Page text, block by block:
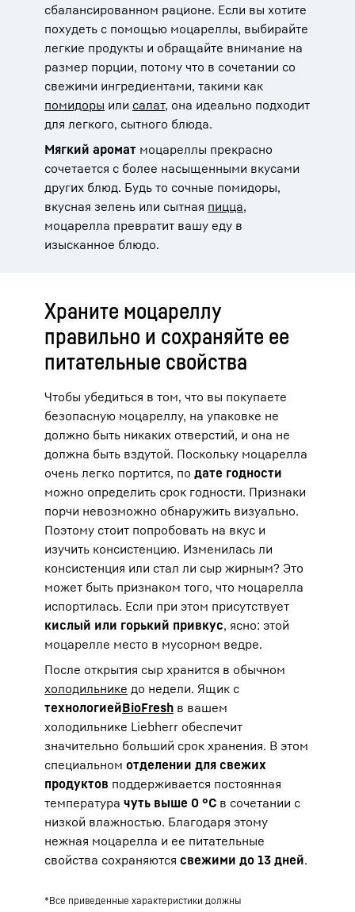
сбалансированном рационе. Если вы хотите
похудеть с помощью моцареллы, выбирайте
легкие продукты и обращайте внимание на
размер порции, потому что в сочетании со
свежими ингредиентами, такими как
помидоры или салат, она идеально подходит
для легкого, сытного блюда.
Мягкий аромат моцареллы прекрасно
сочетается с более насыщенными вкусами
других блюд. Будь то сочные помидоры,
вкусная зелень или сытная пицца,
моцарелла превратит вашу еду в
изысканное блюдо.
Храните моцареллу
правильно и сохраняйте ее
питательные свойства
Чтобы убедиться в том, что вы покупаете
безопасную моцареллу, на упаковке не
должно быть никаких отверстий, и она не
должна быть вздутой. Поскольку моцарелла
очень легко портится, по дате годности
можно определить срок годности. Признаки
порчи невозможно обнаружить визуально.
Поэтому стоит попробовать на вкус и
изучить консистенцию. Изменилась ли
консистенция или стал ли сыр жирным? Это
может быть признаком того, что моцарелла
испортилась. Если при этом присутствует
кислый или горький привкус, ясно: этой
моцарелле место в мусорном ведре.
После открытия сыр хранится в обычном
холодильнике до недели. Ящик с
технологиейBioFresh в вашем
холодильнике Liebherr обеспечит
значительно больший срок хранения. В этом
специальном отделении для свежих
продуктов поддерживается постоянная
температура чуть выше 0 °C в сочетании с
низкой влажностью. Благодаря этому
нежная моцарелла и ее питательные
свойства сохраняются свежими до 13 дней.
*Все приведенные характеристики должны